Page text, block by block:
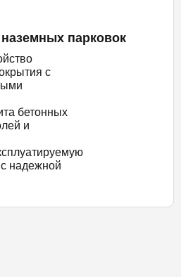
парковок
с
бетонных
и
надежной